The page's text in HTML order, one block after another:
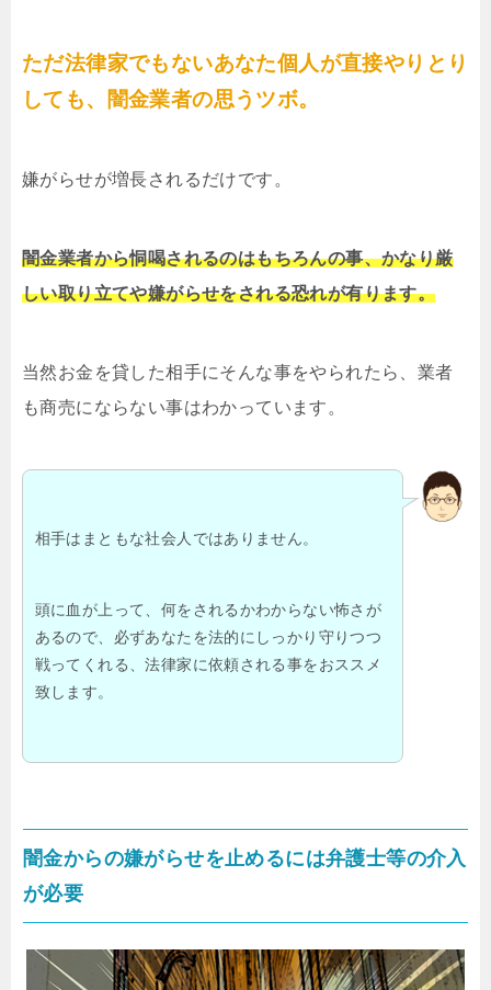
ただ法律家でもないあなた個人が直接やりとり
しても、闇金業者の思うツボ。
嫌がらせが増長されるだけです。
闇金業者から恫喝されるのはもちろんの事、かなり厳
しい取り立てや嫌がらせをされる恐れが有ります。
当然お金を貸した相手にそんな事をやられたら、業者
も商売にならない事はわかっています。
相手はまともな社会人ではありません。
頭に血が上って、何をされるかわからない怖さが
あるので、必ずあなたを法的にしっかり守りつつ
戦ってくれる、法律家に依頼される事をおススメ
致します。
闇金からの嫌がらせを止めるには弁護士等の介入
が必要